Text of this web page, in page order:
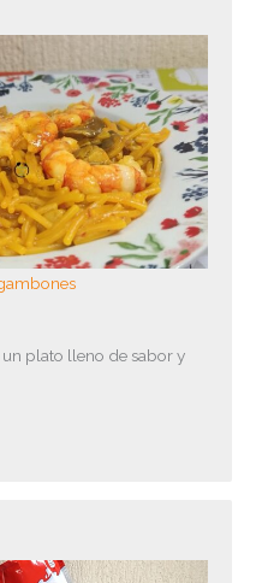
plato lleno de sabor y